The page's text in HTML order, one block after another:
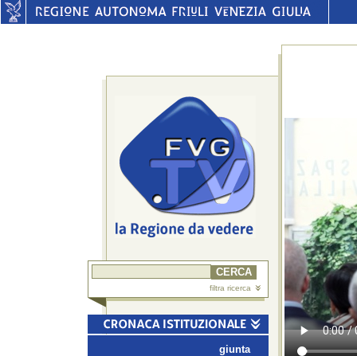
filtra ricerca
giunta